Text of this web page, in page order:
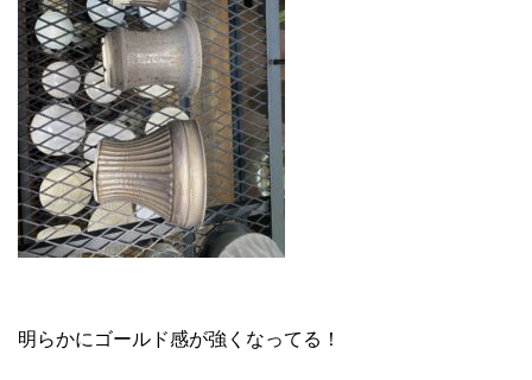
明らかにゴールド感が強くなってる！